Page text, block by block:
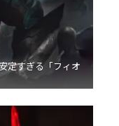
定すぎる「フィオ